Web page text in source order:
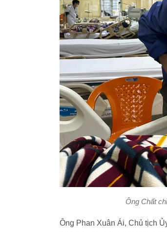
Ông Chất
Ông Phan Xuân Ái, Chủ tịch